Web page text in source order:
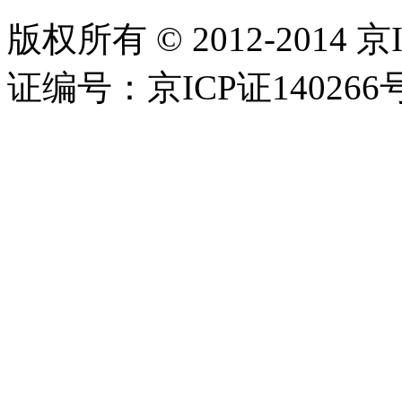
版权所有 © 2012-2014
证编号：京ICP证140266